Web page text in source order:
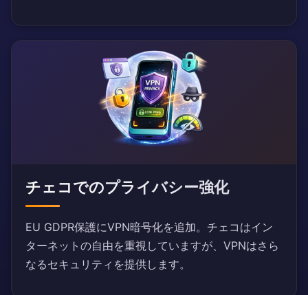
チェコでのプライバシー強化
EU GDPR保護にVPN暗号化を追加。チェコはイン
ターネットの自由を重視していますが、VPNはさら
なるセキュリティを提供します。